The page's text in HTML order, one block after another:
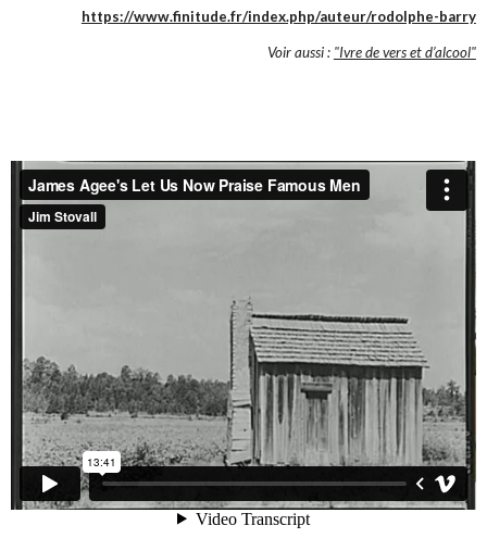
https://www.finitude.fr/index.php/auteur/rodolphe-barry
Voir aussi : "Ivre de vers et d’alcool"